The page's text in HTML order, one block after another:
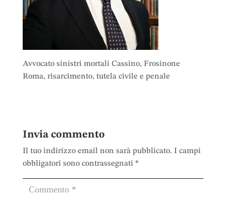
Avvocato sinistri mortali Cassino, Frosinone
Roma, risarcimento, tutela civile e penale
Invia commento
Il tuo indirizzo email non sarà pubblicato. I campi
obbligatori sono contrassegnati *